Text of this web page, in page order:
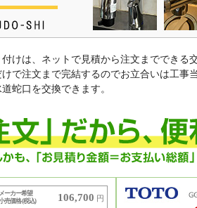
けは、ネットで見積から注文までできる
で注文まで完結するのでお立合いは工事
蛇口を交換できます。
メーカー希望
売価格 (税込)
106,700 円